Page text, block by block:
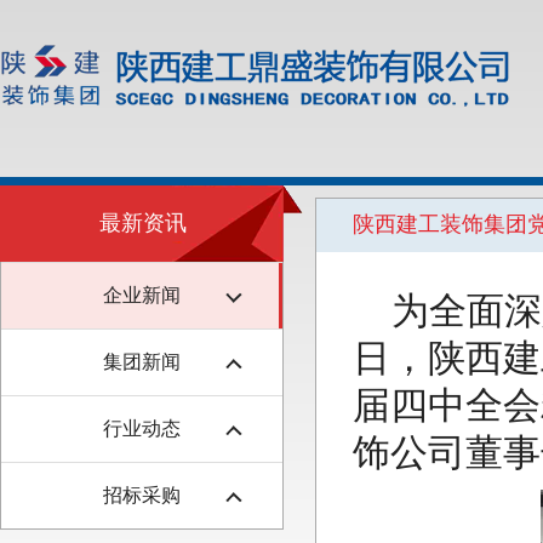
最新资讯
企业新闻
集团新闻
行业动态
招标采购
陕西建工装饰集团
为全面
日，陕西
届四中全
饰公司董